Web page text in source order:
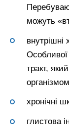
можуть
внутрішні
тракт,
хронічні
глистова